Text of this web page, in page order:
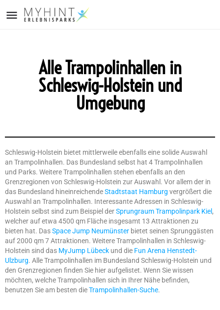
Alle Trampolinhallen in
Schleswig-Holstein und
Umgebung
Schleswig-Holstein bietet mittlerweile ebenfalls eine solide Auswahl
an Trampolinhallen. Das Bundesland selbst hat 4 Trampolinhallen
und Parks. Weitere Trampolinhallen stehen ebenfalls an den
Grenzregionen von Schleswig-Holstein zur Auswahl. Vor allem der in
das Bundesland hineinreichendeStadtstaat Hamburg vergrößert die
Auswahl an Trampolinhallen. Interessante Adressen in Schleswig-
Holstein selbst sind zum Beispiel derSprungraum Trampolinpark Kiel ,
welcher auf etwa 4500 qm Fläche insgesamt 13 Attraktionen zu
bieten hat. DasSpace Jump Neumünster bietet seinen Sprunggästen
auf 2000 qm 7 Attraktionen. Weitere Trampolinhallen in Schleswig-
Holstein sind das MyJump Lübeck und die Fun Arena Henstedt-
Ulzburg. Alle Trampolinhallen im Bundesland Schleswig-Holstein und
den Grenzregionen finden Sie hier aufgelistet. Wenn Sie wissen
möchten, welche Trampolinhallen sich in Ihrer Nähe befinden,
benutzen Sie am besten dieTrampolinhallen-Suche.